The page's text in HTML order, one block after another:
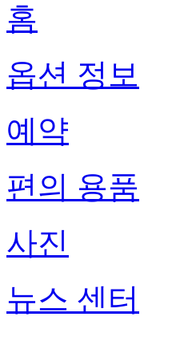
홈
옵션 정보
예약
편의 용품
사진
뉴스 센터